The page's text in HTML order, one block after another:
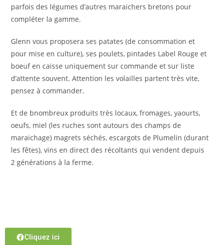
parfois des légumes d’autres maraichers bretons pour
compléter la gamme.
Glenn vous proposera ses patates (de consommation et
pour mise en culture), ses poulets, pintades Label Rouge et
boeuf en caisse uniquement sur commande et sur liste
d’attente souvent. Attention les volailles partent très vite,
pensez à commander.
Et de bnombreux produits très locaux, fromages, yaourts,
oeufs, miel (les ruches sont autours des champs de
maraichage) magrets séchés, escargots de Plumelin (durant
les fêtes), vins en direct des récoltants qui vendent depuis
2 générations à la ferme.
Cliquez ici